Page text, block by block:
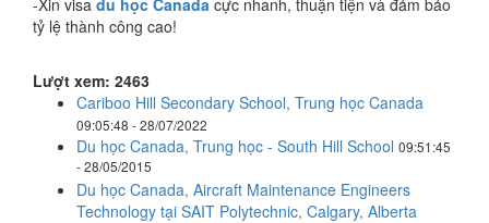
-Xin visa du học Canada cực nhanh, thuận tiện và đảm bảo
tỷ lệ thành công cao!
Lượt xem: 2463
Cariboo Hill Secondary School, Trung học Canada
09:05:48 - 28/07/2022
Du học Canada, Trung học - South Hill School 09:51:45
- 28/05/2015
Du học Canada, Aircraft Maintenance Engineers
Technology tại SAIT Polytechnic, Calgary, Alberta